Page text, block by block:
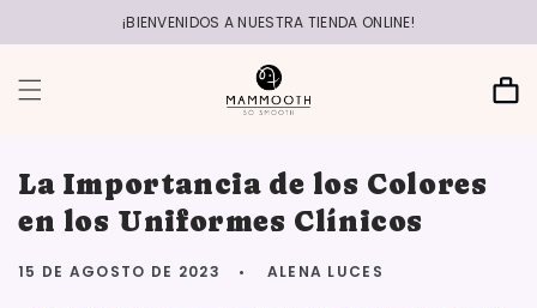
contenido
¡BIENVENIDOS A NUESTRA TIENDA ONLINE!
Carrito
La Importancia de los Colores
en los Uniformes Clínicos
15 DE AGOSTO DE 2023 ALENA LUCES